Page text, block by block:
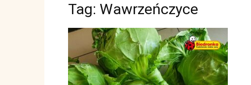
Tag: Wawrzeńczyce